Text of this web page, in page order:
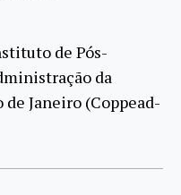
de Pós-
da
Janeiro (Coppead-